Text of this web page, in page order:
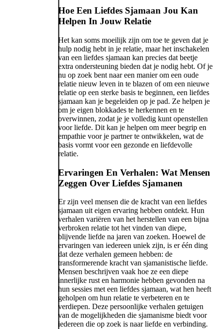
Hoe Een Liefdes Sjamaan Jou Kan
Helpen In Jouw Relatie
Het kan soms moeilijk zijn om toe te geven dat je
hulp nodig hebt in je relatie, maar het inschakelen
van een liefdes sjamaan kan precies dat beetje
extra ondersteuning bieden dat je nodig hebt. Of je
nu op zoek bent naar een manier om een oude
relatie nieuw leven in te blazen of om een nieuwe
relatie op een sterke basis te beginnen, een liefdes
sjamaan kan je begeleiden op je pad. Ze helpen je
om je eigen blokkades te herkennen en te
overwinnen, zodat je je volledig kunt openstellen
voor liefde. Dit kan je helpen om meer begrip en
empathie voor je partner te ontwikkelen, wat de
basis vormt voor een gezonde en liefdevolle
relatie.
Ervaringen En Verhalen: Wat Mensen
Zeggen Over Liefdes Sjamanen
Er zijn veel mensen die de kracht van een liefdes
sjamaan uit eigen ervaring hebben ontdekt. Hun
verhalen variëren van het herstellen van een bijna
verbroken relatie tot het vinden van diepe,
blijvende liefde na jaren van zoeken. Hoewel de
ervaringen van iedereen uniek zijn, is er één ding
dat deze verhalen gemeen hebben: de
transformerende kracht van sjamanistische liefde.
Mensen beschrijven vaak hoe ze een diepe
innerlijke rust en harmonie hebben gevonden na
hun sessies met een liefdes sjamaan, wat hen heeft
geholpen om hun relatie te verbeteren en te
verdiepen. Deze persoonlijke verhalen getuigen
van de mogelijkheden die sjamanisme biedt voor
iedereen die op zoek is naar liefde en verbinding.